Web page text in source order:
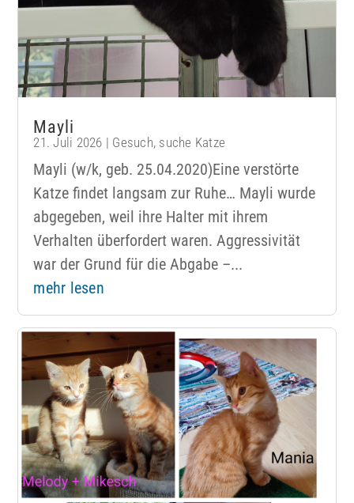
Mayli
21. Juli 2026 | Gesuch, suche Katze
Mayli (w/k, geb. 25.04.2020)Eine verstörte
Katze findet langsam zur Ruhe… Mayli wurde
abgegeben, weil ihre Halter mit ihrem
Verhalten überfordert waren. Aggressivität
war der Grund für die Abgabe –...
mehr lesen